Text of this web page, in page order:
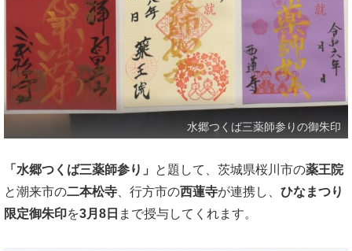
水郷つくば三薬師参りの御朱印
「水郷つくば三薬師参り」 と題して、茨城県桜川市の薬王院
と潮来市の二本松寺 、行方市の西蓮寺が連携し、 ひなまつり
限定御朱印を3月8日 まで授与してくれます。